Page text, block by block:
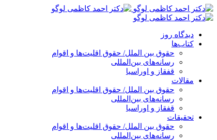
پرش
به
دیدگاه روز
کتاب‌ها
حقوق بین الملل/ حقوق اقلیت‌ها و اقوام
رسانه‌های بین‌المللی
قفقاز و اوراسیا
مقالات
حقوق بین الملل/ حقوق اقلیت‌ها و اقوام
رسانه‌های بین‌المللی
قفقاز و اوراسیا
تحقیقات
حقوق بین الملل/ حقوق اقلیت‌ها و اقوام
رسانه‌های بین‌المللی